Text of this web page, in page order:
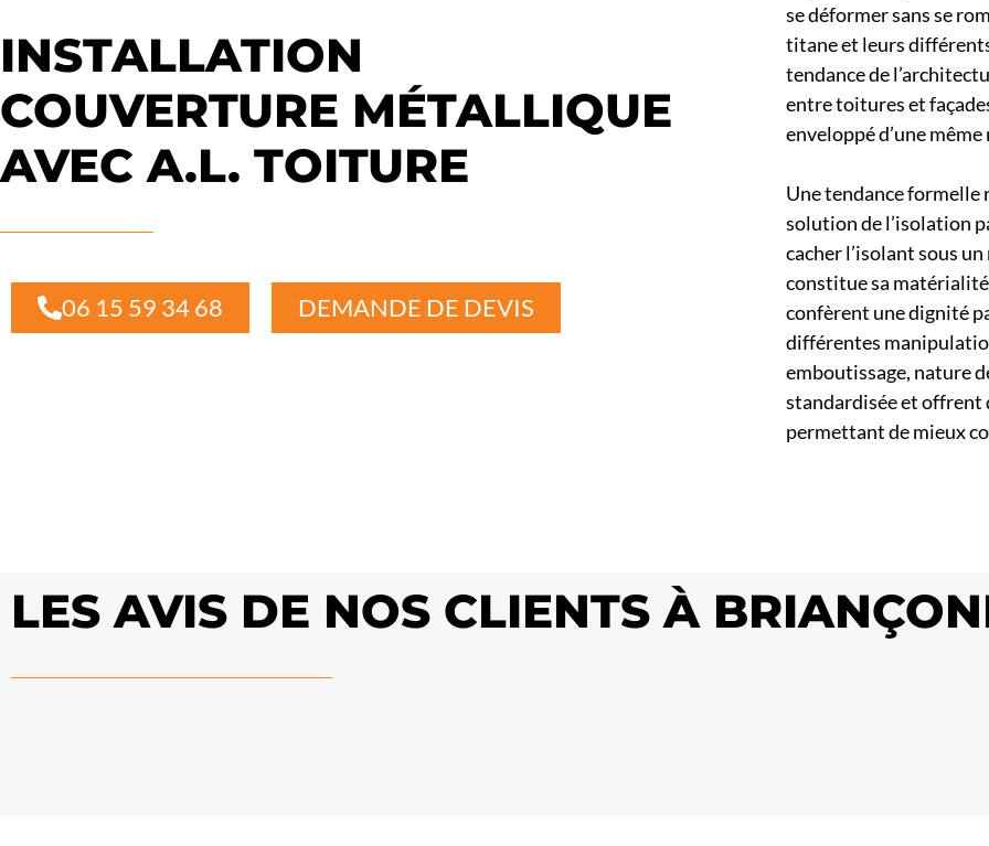
INSTALLATION
COUVERTURE MÉTALLIQUE
AVEC A.L. TOITURE
06 15 59 34 68 DEMANDE DE DEVIS
se déformer sans se
titane et leurs
tendance de
entre toitures et
enveloppé d’une
Une tendance formelle
solution de l’isolation
cacher l’isolant sous
constitue sa
confèrent une dignité
différentes
emboutissage, nature
standardisée et offrent
permettant de mieux
LES AVIS DE NOS CLIENTS À